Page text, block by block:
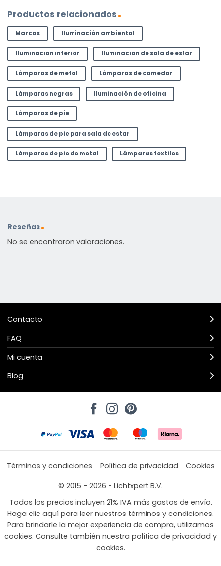
Productos relacionados
Marcas Iluminación ambiental
Iluminación interior Iluminación de sala de estar
Lámparas de metal Lámparas de comedor
Lámparas negras Iluminación de oficina
Lámparas de pie
Lámparas de pie para sala de estar
Lámparas de pie de metal Lámparas textiles
Reseñas
No se encontraron valoraciones.
Contacto
FAQ
Mi cuenta
Blog
Términos y condiciones Política de privacidad
Cookies
© 2015 - 2026 - Lichtxpert B.V.
Todos los precios incluyen 21% IVA más gastos de envío.
Haga clic aquí para leer nuestros términos y condiciones.
Para brindarle la mejor experiencia de compra, utilizamos
cookies. Consulte también nuestra política de privacidad y
cookies.